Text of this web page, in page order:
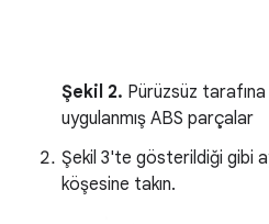
Şekil 2. Pürüzsüz tarafına
uygulanmış ABS parçalar
Şekil 3'te gösterildiği gibi
köşesine takın.